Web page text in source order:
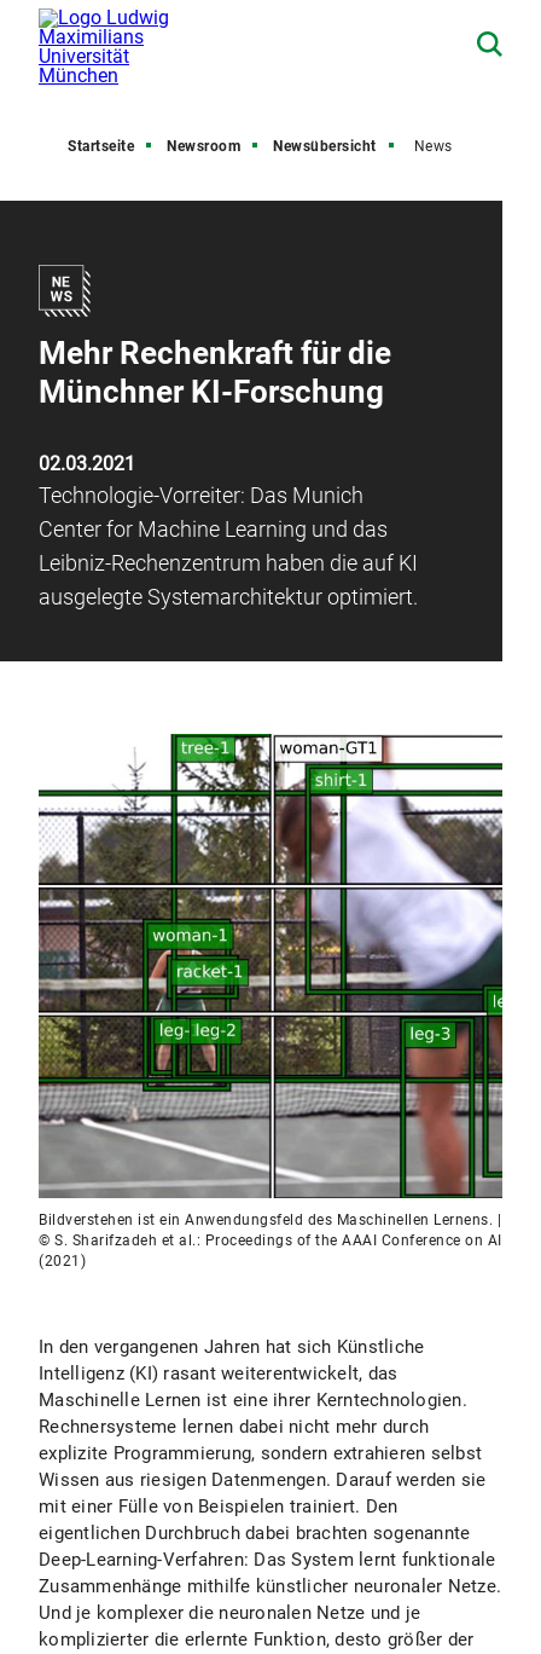
Startseite Newsroom Newsübersicht News
Mehr Rechenkraft für die
Münchner KI-Forschung
02.03.2021
Technologie-Vorreiter: Das Munich
Center for Machine Learning und das
Leibniz-Rechenzentrum haben die auf KI
ausgelegte Systemarchitektur optimiert.
Bildverstehen ist ein Anwendungsfeld des Maschinellen Lernens. |
© S. Sharifzadeh et al.: Proceedings of the AAAI Conference on AI
(2021)
In den vergangenen Jahren hat sich Künstliche
Intelligenz (KI) rasant weiterentwickelt, das
Maschinelle Lernen ist eine ihrer Kerntechnologien.
Rechnersysteme lernen dabei nicht mehr durch
explizite Programmierung, sondern extrahieren selbst
Wissen aus riesigen Datenmengen. Darauf werden sie
mit einer Fülle von Beispielen trainiert. Den
eigentlichen Durchbruch dabei brachten sogenannte
Deep-Learning-Verfahren: Das System lernt funktionale
Zusammenhänge mithilfe künstlicher neuronaler Netze.
Und je komplexer die neuronalen Netze und je
komplizierter die erlernte Funktion, desto größer der